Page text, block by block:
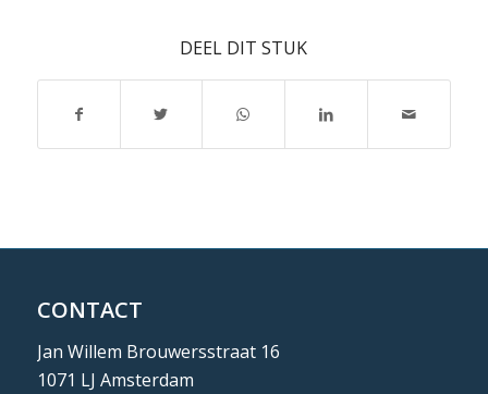
DEEL DIT STUK
CONTACT
Jan Willem Brouwersstraat 16
1071 LJ Amsterdam